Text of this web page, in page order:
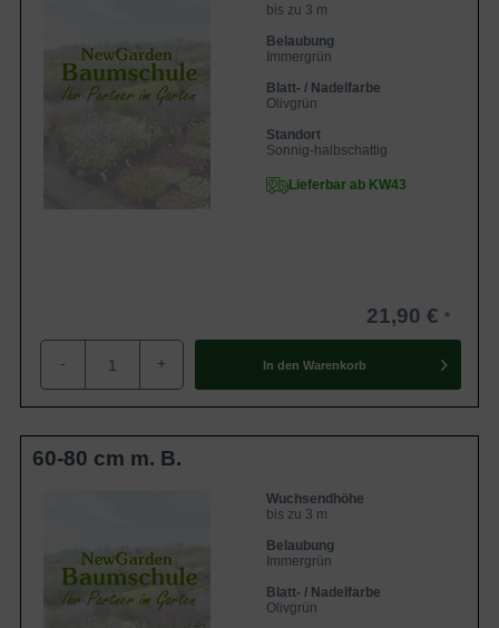
bis zu 3 m
Belaubung
Immergrün
Blatt- / Nadelfarbe
Olivgrün
Standort
Sonnig-halbschattig
Lieferbar ab KW43
21,90 €
- + In den Warenkorb
60-80 cm m. B.
Wuchsendhöhe
bis zu 3 m
Belaubung
Immergrün
Blatt- / Nadelfarbe
Olivgrün